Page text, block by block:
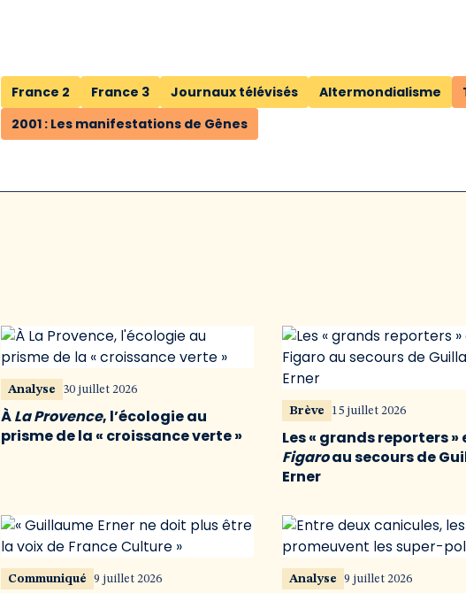
France 2 France 3 Journaux télévisés Altermondialisme
2001 : Les manifestations de Gênes
Analyse 30 juillet 2026
ÀLa Provence, l’écologie au
prisme de la « croissance verte »
Brève 15 juillet 2026
Les « grands reporters »
Figaroau secours de
Erner
Communiqué 9 juillet 2026 Analyse 9 juillet 2026